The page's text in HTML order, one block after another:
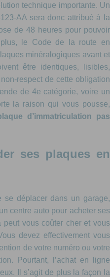
technique importante. Un
AA sera donc attribué à la
de 48 heures pour pouvoir
le Code de la route en
minéralogiques avant et
être identiques, lisibles,
respect de cette obligation
de 4e catégorie, voire un
la raison qui vous pousse,
d’immatriculation pas
ses plaques en
se déplacer dans un garage,
centre auto pour acheter ses
peut vous coûter cher et vous
devez effectivement vous
de votre numéro ou votre
Pourtant, l’achat en ligne
Il s’agit de plus la façon la